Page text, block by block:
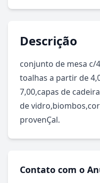
Descrição
conjunto de mesa c/
toalhas a partir de
7,00,capas de
de
provenÇal.
Contato com o